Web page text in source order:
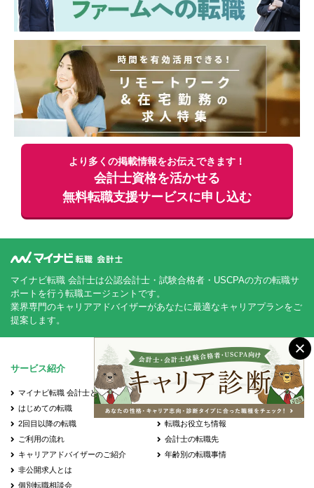
より多くの掲載情報をお伝えできます！
会計士資格を活かせる
無料転職支援サービスに申し込む
マイナビ転職 会計士は公認会計士・試験合格者・USCPAの方の転職サ
ポートを行う転職エージェントです。
業界専門のキャリアアドバイザーがあなたに最適なキャリアプランをご
提案します。
サービス紹介
マイナビ転職 会計士とは？
はじめての転職
2回目以降の転職
ご利用の流れ
キャリアアドバイザーのご紹介
非公開求人とは
個別転職相談会
転職お役立ち情報
転職成功事例
会計士の転職Q&A
転職お役立ち情報
会計士の転職先
年齢別の転職事情